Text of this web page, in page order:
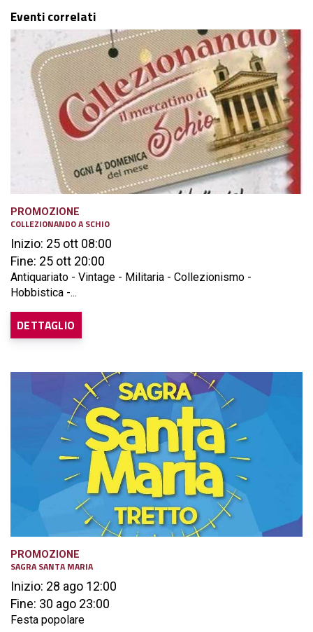
Eventi correlati
PROMOZIONE
COLLEZIONANDO A SCHIO
Inizio: 25 ott 08:00
Fine: 25 ott 20:00
Antiquariato - Vintage - Militaria - Collezionismo -
Hobbistica -...
DETTAGLIO
PROMOZIONE
SAGRA SANTA MARIA
Inizio: 28 ago 12:00
Fine: 30 ago 23:00
Festa popolare